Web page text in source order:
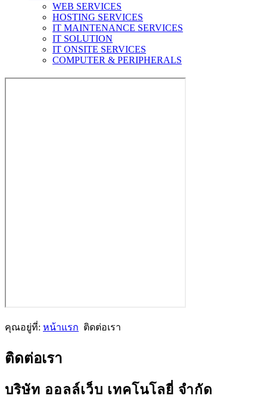
WEB SERVICES
HOSTING SERVICES
IT MAINTENANCE SERVICES
IT SOLUTION
IT ONSITE SERVICES
COMPUTER & PERIPHERALS
คุณอยู่ที่: หน้าแรก ติดต่อเรา
ติดต่อเรา
บริษัท ออลล์เว็บ เทคโนโลยี่ จำกัด